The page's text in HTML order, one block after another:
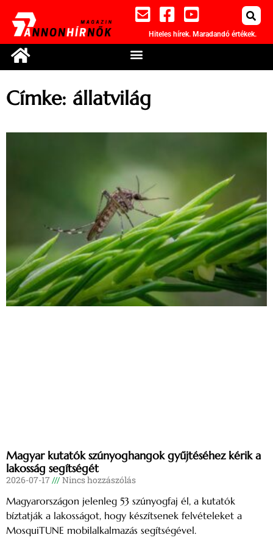
Hiteles hírek. Maradandó értékek.
Címke: állatvilág
Magyar kutatók szúnyoghangok gyűjtéséhez kérik a
lakosság segítségét
2026-07-17 Nincs hozzászólás
Magyarországon jelenleg 53 szúnyogfaj él, a kutatók
bíztatják a lakosságot, hogy készítsenek felvételeket a
MosquiTUNE mobilalkalmazás segítségével.